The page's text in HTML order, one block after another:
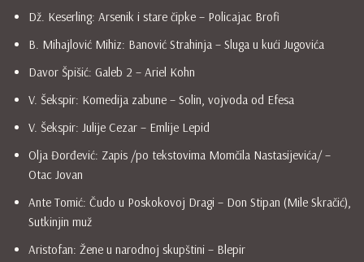
Dž. Keserling: Arsenik i stare čipke – Policajac Brofi
B. Mihajlović Mihiz: Banović Strahinja – Sluga u kući Jugovića
Davor Špišić: Galeb 2 – Ariel Kohn
V. Šekspir: Komedija zabune – Solin, vojvoda od Efesa
V. Šekspir: Julije Cezar – Emlije Lepid
Olja Đorđević: Zapis /po tekstovima Momčila Nastasijevića/ –
Otac Jovan
Ante Tomić: Čudo u Poskokovoj Dragi – Don Stipan (Mile Skračić),
Sutkinjin muž
Aristofan: Žene u narodnoj skupštini – Blepir